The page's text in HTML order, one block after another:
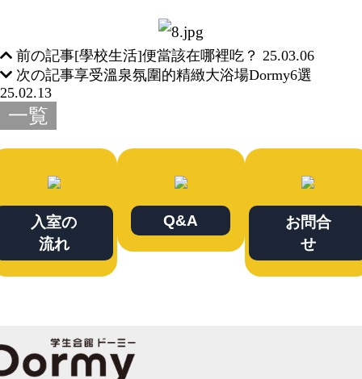
前の記事[學校生活]便當該在哪裡吃？ 25.03.06
次の記事享受溫泉氛圍的精緻大浴場Dormy6選
25.02.13
一覧
入室の
流れ
Q&A
お問合
せ